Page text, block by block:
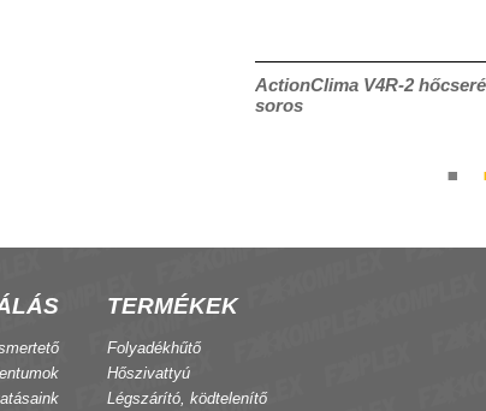
ActionClima V4R-2
soros
TERMÉKEK
Folyadékhűtő
Hőszivattyú
Légszárító, ködtelenítő